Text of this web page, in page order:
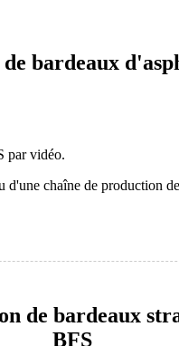
bardeaux
par vidéo.
d'une chaîne de production
de bardeaux
BFS